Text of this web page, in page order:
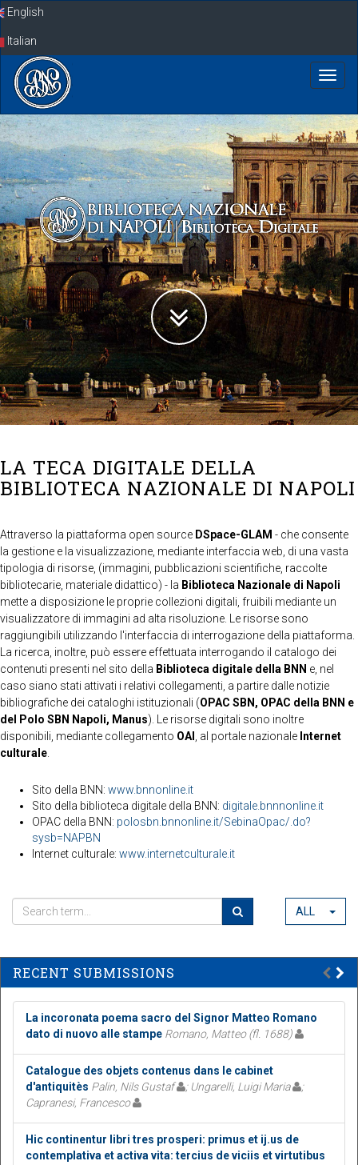
SkipEnglish
Italian
LA TECA DIGITALE DELLA
BIBLIOTECA NAZIONALE DI NAPOLI
Attraverso la piattaforma open source DSpace-GLAM - che consente
la gestione e la visualizzazione, mediante interfaccia web, di una vasta
tipologia di risorse, (immagini, pubblicazioni scientifiche, raccolte
bibliotecarie, materiale didattico) - la Biblioteca Nazionale di Napoli
mette a disposizione le proprie collezioni digitali, fruibili mediante un
visualizzatore di immagini ad alta risoluzione. Le risorse sono
raggiungibili utilizzando l'interfaccia di interrogazione della piattaforma.
La ricerca, inoltre, può essere effettuata interrogando il catalogo dei
contenuti presenti nel sito della Biblioteca digitale della BNN e, nel
caso siano stati attivati i relativi collegamenti, a partire dalle notizie
bibliografiche dei cataloghi istituzionali (OPAC SBN, OPAC della BNN e
del Polo SBN Napoli, Manus). Le risorse digitali sono inoltre
disponibili, mediante collegamento OAI , al portale nazionale Internet
culturale
Sito della BNN: www.bnnonline.it
Sito della biblioteca digitale della BNN: digitale.bnnnonline.it
OPAC della BNN: polosbn.bnnonline.it/SebinaOpac/.do?
sysb=NAPBN
Internet culturale: www.internetculturale.it
ALL
RECENT SUBMISSIONS
La incoronata poema sacro del Signor Matteo Romano
dato di nuovo alle stampe Romano, Matteo (fl. 1688)
Catalogue des objets contenus dans le cabinet
d'antiquitès Palin, Nils Gustaf ; Ungarelli, Luigi Maria
;
Capranesi, Francesco
Hic continentur libri tres prosperi: primus et ij.us de
contemplativa et activa vita: tercius de viciis et virtutibus